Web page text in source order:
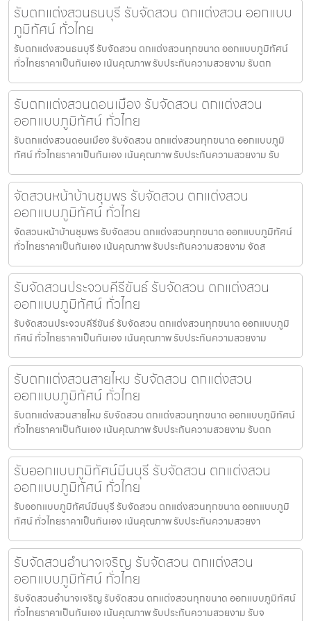
รับตกแต่งสวนธนบุรี รับจัดสวน ตกแต่งสวน ออกแบบ
ภูมิทัศน์ ทั่วไทย
รับตกแต่งสวนธนบุรี รับจัดสวน ตกแต่งสวนทุกขนาด ออกแบบภูมิทัศน์
ทั่วไทยราคาเป็นกันเอง เน้นคุณภาพ รับประกันความสวยงาม รับตก
รับตกแต่งสวนดอนเมือง รับจัดสวน ตกแต่งสวน
ออกแบบภูมิทัศน์ ทั่วไทย
รับตกแต่งสวนดอนเมือง รับจัดสวน ตกแต่งสวนทุกขนาด ออกแบบภูมิ
ทัศน์ ทั่วไทยราคาเป็นกันเอง เน้นคุณภาพ รับประกันความสวยงาม รับ
จัดสวนหน้าบ้านชุมพร รับจัดสวน ตกแต่งสวน
ออกแบบภูมิทัศน์ ทั่วไทย
จัดสวนหน้าบ้านชุมพร รับจัดสวน ตกแต่งสวนทุกขนาด ออกแบบภูมิทัศน์
ทั่วไทยราคาเป็นกันเอง เน้นคุณภาพ รับประกันความสวยงาม จัดส
รับจัดสวนประจวบคีรีขันธ์ รับจัดสวน ตกแต่งสวน
ออกแบบภูมิทัศน์ ทั่วไทย
รับจัดสวนประจวบคีรีขันธ์ รับจัดสวน ตกแต่งสวนทุกขนาด ออกแบบภูมิ
ทัศน์ ทั่วไทยราคาเป็นกันเอง เน้นคุณภาพ รับประกันความสวยงาม
รับตกแต่งสวนสายไหม รับจัดสวน ตกแต่งสวน
ออกแบบภูมิทัศน์ ทั่วไทย
รับตกแต่งสวนสายไหม รับจัดสวน ตกแต่งสวนทุกขนาด ออกแบบภูมิทัศน์
ทั่วไทยราคาเป็นกันเอง เน้นคุณภาพ รับประกันความสวยงาม รับตก
รับออกแบบภูมิทัศน์มีนบุรี รับจัดสวน ตกแต่งสวน
ออกแบบภูมิทัศน์ ทั่วไทย
รับออกแบบภูมิทัศน์มีนบุรี รับจัดสวน ตกแต่งสวนทุกขนาด ออกแบบภูมิ
ทัศน์ ทั่วไทยราคาเป็นกันเอง เน้นคุณภาพ รับประกันความสวยงา
รับจัดสวนอำนาจเจริญ รับจัดสวน ตกแต่งสวน
ออกแบบภูมิทัศน์ ทั่วไทย
รับจัดสวนอำนาจเจริญ รับจัดสวน ตกแต่งสวนทุกขนาด ออกแบบภูมิทัศน์
ทั่วไทยราคาเป็นกันเอง เน้นคุณภาพ รับประกันความสวยงาม รับจ